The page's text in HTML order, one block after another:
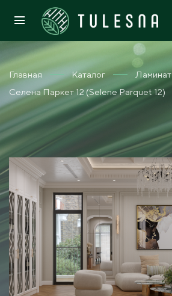
Главная Каталог
Ламинат
Селена Паркет 12 (Selene Parquet 12)